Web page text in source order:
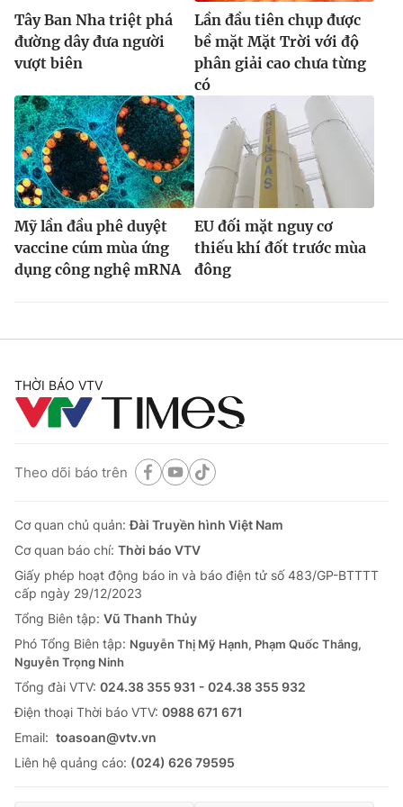
Ðiện thoại Thời báo VTV:
024.66 897 897
Email:
toasoan@vtv.vn
Liên hệ quảng cáo:
024-7300.7108
Tây Ban Nha triệt phá
đường dây đưa người
vượt biên
Lần đầu tiên chụp được
bề mặt Mặt Trời với độ
phân giải cao chưa từng
có
Mỹ lần đầu phê duyệt
vaccine cúm mùa ứng
dụng công nghệ mRNA
EU đối mặt nguy cơ
thiếu khí đốt trước mùa
đông
THỜI BÁO VTV
Theo dõi báo trên
Cơ quan chủ quản:Đài Truyền hình Việt Nam
Cơ quan báo chí: Thời báo VTV
Giấy phép hoạt động báo in và báo điện tử số 483/GP-BTTTT
cấp ngày 29/12/2023
Tổng Biên tập: Vũ Thanh Thủy
Phó Tổng Biên tập: Nguyễn Thị Mỹ Hạnh, Phạm Quốc Thắng,
Nguyễn Trọng Ninh
Tổng đài VTV: 024.38 355 931 - 024.38 355 932
Ðiện thoại Thời báo VTV: 0988 671 671
Email: toasoan@vtv.vn
Liên hệ quảng cáo: (024) 626 79595